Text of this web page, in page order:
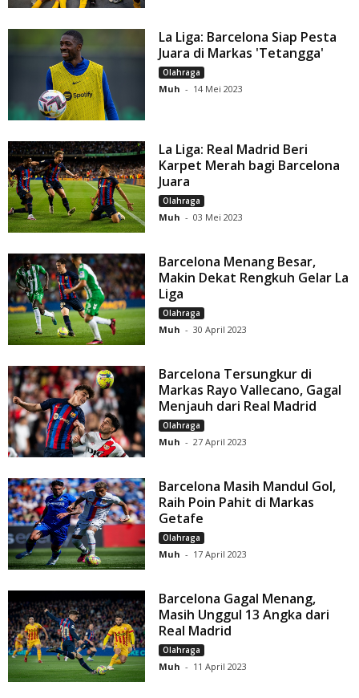
La Liga: Barcelona Siap Pesta
Juara di Markas 'Tetangga'
Olahraga
Muh - 14 Mei 2023
La Liga: Real Madrid Beri
Karpet Merah bagi Barcelona
Juara
Olahraga
Muh - 03 Mei 2023
Barcelona Menang Besar,
Makin Dekat Rengkuh Gelar La
Liga
Olahraga
Muh - 30 April 2023
Barcelona Tersungkur di
Markas Rayo Vallecano, Gagal
Menjauh dari Real Madrid
Olahraga
Muh - 27 April 2023
Barcelona Masih Mandul Gol,
Raih Poin Pahit di Markas
Getafe
Olahraga
Muh - 17 April 2023
Barcelona Gagal Menang,
Masih Unggul 13 Angka dari
Real Madrid
Olahraga
Muh - 11 April 2023